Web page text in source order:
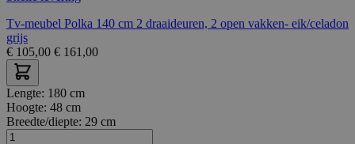
Tv-meubel Polka 140 cm 2 draaideuren, 2 open vakken- eik/celadon
grijs
€ 105,00 € 161,00
Lengte: 180 cm
Hoogte: 48 cm
Breedte/diepte: 29 cm